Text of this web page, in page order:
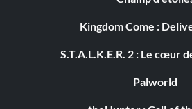
Kingdom Come :
S.T.A.L.K.E.R. 2 : Le cœur
Palworld